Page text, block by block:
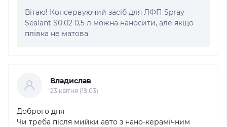
Вітаю! Консервуючий засіб для ЛФП Spray
Sealant S0.02 0,5 л можна наносити, але якщо
плівка не матова
Владислав
23 квітня (19:03)
Доброго дня
Чи треба після мийки авто з нано-керамічним